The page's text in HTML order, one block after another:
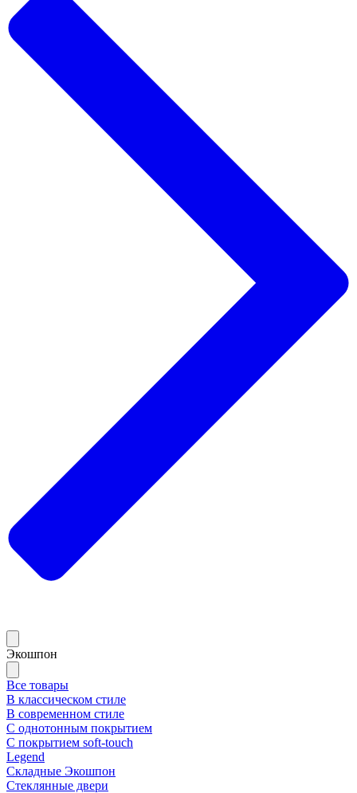
Экошпон
Все товары
В классическом стиле
В современном стиле
С однотонным покрытием
С покрытием soft-touch
Legend
Складные Экошпон
Стеклянные двери